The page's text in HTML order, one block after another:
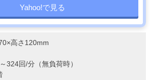
Yahoo!で見る
高さ120mm
324回/分（無負荷時）